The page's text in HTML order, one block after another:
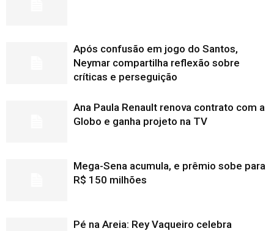
Após confusão em jogo do Santos,
Neymar compartilha reflexão sobre
críticas e perseguição
Ana Paula Renault renova contrato com a
Globo e ganha projeto na TV
Mega-Sena acumula, e prêmio sobe para
R$ 150 milhões
Pé na Areia: Rey Vaqueiro celebra